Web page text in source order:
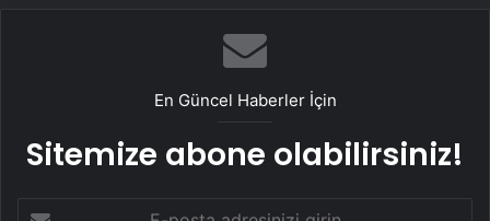
En Güncel Haberler İçin
Sitemize abone olabilirsiniz!